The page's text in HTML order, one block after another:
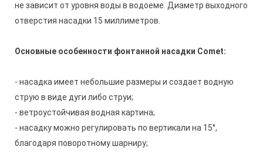
не зависит от уровня воды в водоеме. Диаметр выходного
отверстия насадки 15 миллиметров.
Основные особенности фонтанной насадки Comet:
- насадка имеет небольшие размеры и создает водную
струю в виде дуги либо струи;
- ветроустойчивая водная картина;
- насадку можно регулировать по вертикали на 15°,
благодаря поворотному шарниру;